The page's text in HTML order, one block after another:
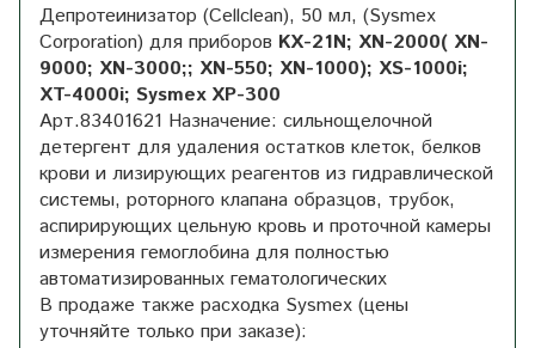
Депротеинизатор (Cellclean), 50 мл, (Sysmex
Corporation) для приборов KX-21N; XN-2000( XN-
9000; XN-3000;; XN-550; XN-1000); XS-1000i;
XT-4000i; Sysmex XP-300
Арт.83401621 Назначение: сильнощелочной
детергент для удаления остатков клеток, белков
крови и лизирующих реагентов из гидравлической
системы, роторного клапана образцов, трубок,
аспирирующих цельную кровь и проточной камеры
измерения гемоглобина для полностью
автоматизированных гематологических
В продаже также расходка Sysmex (цены
уточняйте только при заказе):